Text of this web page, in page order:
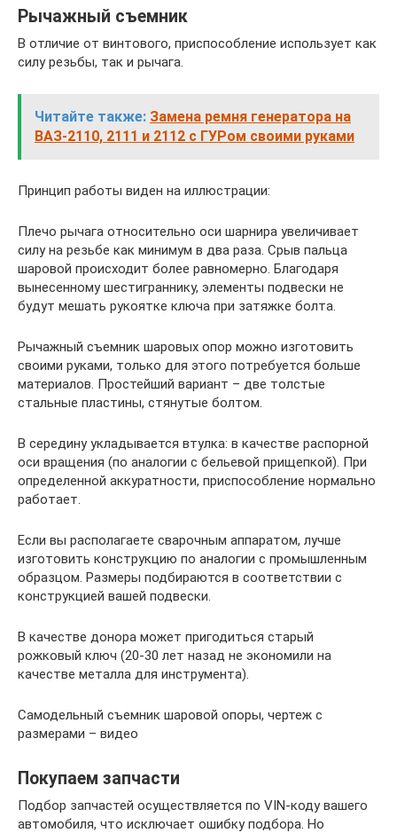
Рычажный съемник
В отличие от винтового, приспособление использует как
силу резьбы, так и рычага.
Читайте также: Замена ремня генератора на
ВАЗ-2110, 2111 и 2112 с ГУРом своими руками
Принцип работы виден на иллюстрации:
Плечо рычага относительно оси шарнира увеличивает
силу на резьбе как минимум в два раза. Срыв пальца
шаровой происходит более равномерно. Благодаря
вынесенному шестиграннику, элементы подвески не
будут мешать рукоятке ключа при затяжке болта.
Рычажный съемник шаровых опор можно изготовить
своими руками, только для этого потребуется больше
материалов. Простейший вариант – две толстые
стальные пластины, стянутые болтом.
В середину укладывается втулка: в качестве распорной
оси вращения (по аналогии с бельевой прищепкой). При
определенной аккуратности, приспособление нормально
работает.
Если вы располагаете сварочным аппаратом, лучше
изготовить конструкцию по аналогии с промышленным
образцом. Размеры подбираются в соответствии с
конструкцией вашей подвески.
В качестве донора может пригодиться старый
рожковый ключ (20-30 лет назад не экономили на
качестве металла для инструмента).
Самодельный съемник шаровой опоры, чертеж с
размерами – видео
Покупаем запчасти
Подбор запчастей осуществляется по VIN-коду вашего
автомобиля, что исключает ошибку подбора. Но